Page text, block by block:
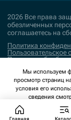
2026 Все права
обезличенных
соглашаетесь на
Политика
Пользовательское
Политика
Поддержка и
Главная
Мы используем
просмотр страниц
условия его
сведения